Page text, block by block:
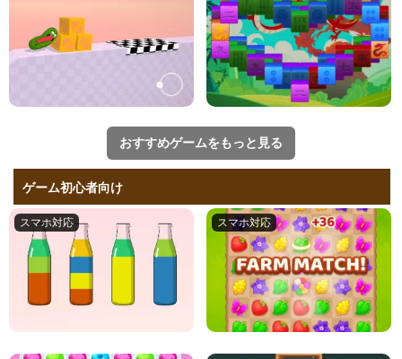
おすすめゲームをもっと見る
ゲーム初心者向け